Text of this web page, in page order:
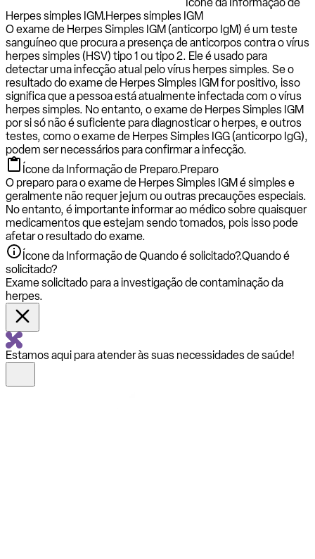
Herpes simples IGM.Herpes simples IGM
O exame de Herpes Simples IGM (anticorpo IgM) é um teste
sanguíneo que procura a presença de anticorpos contra o vírus
herpes simples (HSV) tipo 1 ou tipo 2. Ele é usado para
detectar uma infecção atual pelo vírus herpes simples. Se o
resultado do exame de Herpes Simples IGM for positivo, isso
significa que a pessoa está atualmente infectada com o vírus
herpes simples. No entanto, o exame de Herpes Simples IGM
por si só não é suficiente para diagnosticar o herpes, e outros
testes, como o exame de Herpes Simples IGG (anticorpo IgG),
podem ser necessários para confirmar a infecção.
Ícone da Informação de Preparo.Preparo
O preparo para o exame de Herpes Simples IGM é simples e
geralmente não requer jejum ou outras precauções especiais.
No entanto, é importante informar ao médico sobre quaisquer
medicamentos que estejam sendo tomados, pois isso pode
afetar o resultado do exame.
Ícone da Informação de Quando é solicitado?.Quando é
solicitado?
Exame solicitado para a investigação de contaminação da
herpes.
Estamos aqui para atender às suas necessidades de saúde!